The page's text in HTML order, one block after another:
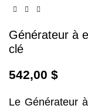
Générateur à
clé
542,00 $
Le Générateur